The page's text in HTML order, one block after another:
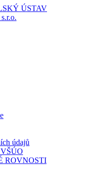
údajů
ROVNOSTI